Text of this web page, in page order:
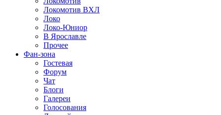
Локомотив ВХЛ
Локо
Локо-Юниор
В Ярославле
Прочее
Фан-зона
Гостевая
Форум
Чат
Блоги
Галереи
Голосования